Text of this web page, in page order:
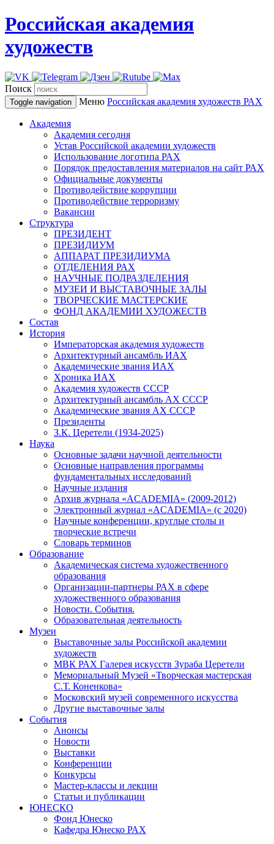
Российская академия
художеств
Поиск
Toggle navigation Меню Российская академия художеств РАХ
Академия
Академия сегодня
Устав Российской академии художеств
Использование логотипа РАХ
Порядок предоставления материалов на сайт РАХ
Официальные документы
Противодействие коррупции
Противодействие терроризму
Вакансии
Структура
ПРЕЗИДЕНТ
ПРЕЗИДИУМ
АППАРАТ ПРЕЗИДИУМА
ОТДЕЛЕНИЯ РАХ
НАУЧНЫЕ ПОДРАЗДЕЛЕНИЯ
МУЗЕИ И ВЫСТАВОЧНЫЕ ЗАЛЫ
ТВОРЧЕСКИЕ МАСТЕРСКИЕ
ФОНД АКАДЕМИИ ХУДОЖЕСТВ
Состав
История
Императорская академия художеств
Архитектурный ансамбль ИАХ
Академические звания ИАХ
Хроника ИАХ
Академия художеств СССР
Архитектурный ансамбль АХ СССР
Академические звания АХ СССР
Президенты
З.К. Церетели (1934-2025)
Наука
Основные задачи научной деятельности
Основные направления программы
фундаментальных исследований
Научные издания
Архив журнала «ACADEMIA» (2009-2012)
Электронный журнал «ACADEMIA» (с 2020)
Научные конференции, круглые столы и
творческие встречи
Словарь терминов
Образование
Академическая система художественного
образования
Организации-партнеры РАХ в сфере
художественного образования
Новости. События.
Образовательная деятельность
Музеи
Выставочные залы Российской академии
художеств
МВК РАХ Галерея искусств Зураба Церетели
Мемориальный Музей «Творческая мастерская
С.Т. Коненкова»
Московский музей современного искусства
Другие выставочные залы
События
Анонсы
Новости
Выставки
Конференции
Конкурсы
Мастер-классы и лекции
Статьи и публикации
ЮНЕСКО
Фонд Юнеско
Кафедра Юнеско РАХ